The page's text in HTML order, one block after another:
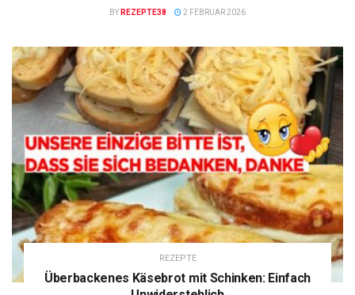
BY REZEPTE38 2 FEBRUAR 2026
REZEPTE
Überbackenes Käsebrot mit Schinken: Einfach